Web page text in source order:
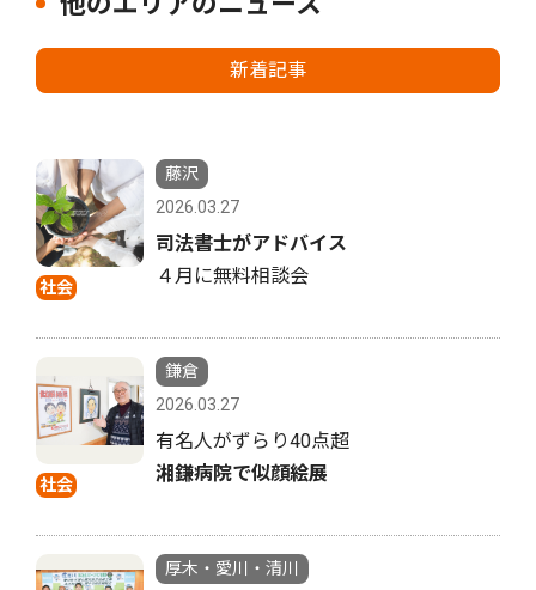
新着記事
社会
藤沢
2026.03.27
司法書士がアドバイス
４月に無料相談会
社会
鎌倉
2026.03.27
有名人がずらり40点超
湘鎌病院で似顔絵展
厚木・愛川・清川